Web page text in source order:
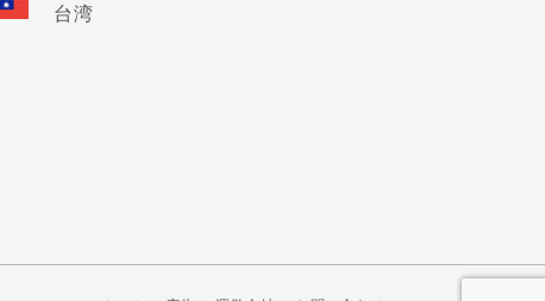
台湾